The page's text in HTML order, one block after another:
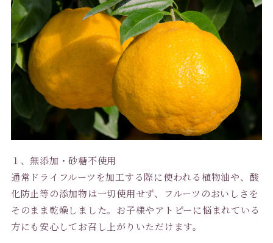
１、無添加・砂糖不使用
通常ドライフルーツを加工する際に使われる植物油や、酸
化防止等の添加物は一切使用せず、フルーツのおいしさを
そのまま乾燥しました。お子様やアトピーに悩まれている
方にも安心してお召し上がりいただけます。